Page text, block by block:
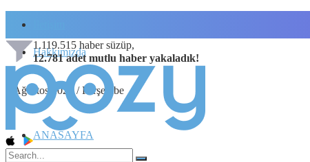
Hakkımızda
6 Ağustos 2026 / Perşembe
1.119.515 haber süzüp,
12.781 adet mutlu haber yakaladık!
ANASAYFA